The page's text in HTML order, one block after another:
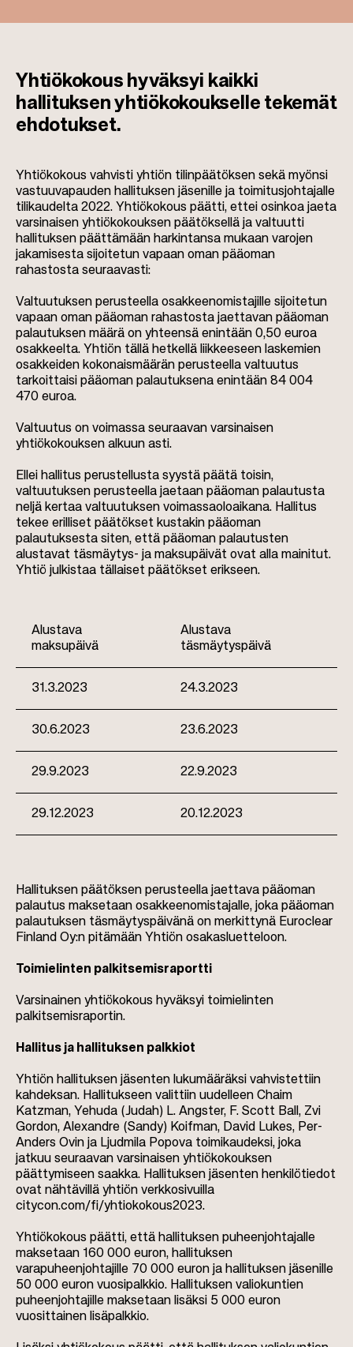
Yhtiökokous hyväksyi kaikki
hallituksen yhtiökokoukselle tekemät
ehdotukset.
Yhtiökokous vahvisti yhtiön tilinpäätöksen sekä myönsi
vastuuvapauden hallituksen jäsenille ja toimitusjohtajalle
tilikaudelta 2022. Yhtiökokous päätti, ettei osinkoa jaeta
varsinaisen yhtiökokouksen päätöksellä ja valtuutti
hallituksen päättämään harkintansa mukaan varojen
jakamisesta sijoitetun vapaan oman pääoman
rahastosta seuraavasti:
Valtuutuksen perusteella osakkeenomistajille sijoitetun
vapaan oman pääoman rahastosta jaettavan pääoman
palautuksen määrä on yhteensä enintään 0,50 euroa
osakkeelta. Yhtiön tällä hetkellä liikkeeseen laskemien
osakkeiden kokonaismäärän perusteella valtuutus
tarkoittaisi pääoman palautuksena enintään 84 004
470 euroa.
Valtuutus on voimassa seuraavan varsinaisen
yhtiökokouksen alkuun asti.
Ellei hallitus perustellusta syystä päätä toisin,
valtuutuksen perusteella jaetaan pääoman palautusta
neljä kertaa valtuutuksen voimassaoloaikana. Hallitus
tekee erilliset päätökset kustakin pääoman
palautuksesta siten, että pääoman palautusten
alustavat täsmäytys- ja maksupäivät ovat alla mainitut.
Yhtiö julkistaa tällaiset päätökset erikseen.
Alustava
maksupäivä
Alustava
täsmäytyspäivä
31.3.2023 24.3.2023
30.6.2023 23.6.2023
29.9.2023 22.9.2023
29.12.2023 20.12.2023
Hallituksen päätöksen perusteella jaettava pääoman
palautus maksetaan osakkeenomistajalle, joka pääoman
palautuksen täsmäytyspäivänä on merkittynä Euroclear
Finland Oy:n pitämään Yhtiön osakasluetteloon.
Toimielinten palkitsemisraportti
Varsinainen yhtiökokous hyväksyi toimielinten
palkitsemisraportin.
Hallitus ja hallituksen palkkiot
Yhtiön hallituksen jäsenten lukumääräksi vahvistettiin
kahdeksan. Hallitukseen valittiin uudelleen Chaim
Katzman, Yehuda (Judah) L. Angster, F. Scott Ball, Zvi
Gordon, Alexandre (Sandy) Koifman, David Lukes, Per-
Anders Ovin ja Ljudmila Popova toimikaudeksi, joka
jatkuu seuraavan varsinaisen yhtiökokouksen
päättymiseen saakka. Hallituksen jäsenten henkilötiedot
ovat nähtävillä yhtiön verkkosivuilla
citycon.com/fi/yhtiokokous2023.
Yhtiökokous päätti, että hallituksen puheenjohtajalle
maksetaan 160 000 euron, hallituksen
varapuheenjohtajille 70 000 euron ja hallituksen jäsenille
50 000 euron vuosipalkkio. Hallituksen valiokuntien
puheenjohtajille maksetaan lisäksi 5 000 euron
vuosittainen lisäpalkkio.